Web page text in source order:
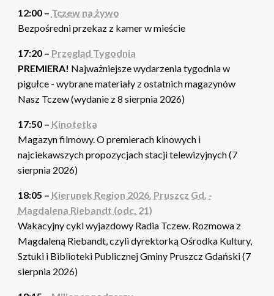
12:00 – Tczew na żywo
Bezpośredni przekaz z kamer w mieście
17:20 – Przegląd Tygodnia
PREMIERA! Najważniejsze wydarzenia tygodnia w
pigułce - wybrane materiały z ostatnich magazynów
Nasz Tczew (wydanie z 8 sierpnia 2026)
17:50 – Kinotetka
Magazyn filmowy. O premierach kinowych i
najciekawszych propozycjach stacji telewizyjnych (7
sierpnia 2026)
18:05 – Kierunek Region 2026. Pruszcz Gd. -
Magdalena Riebandt (odc. 21)
Wakacyjny cykl wyjazdowy Radia Tczew. Rozmowa z
Magdaleną Riebandt, czyli dyrektorką Ośrodka Kultury,
Sztuki i Biblioteki Publicznej Gminy Pruszcz Gdański (7
sierpnia 2026)